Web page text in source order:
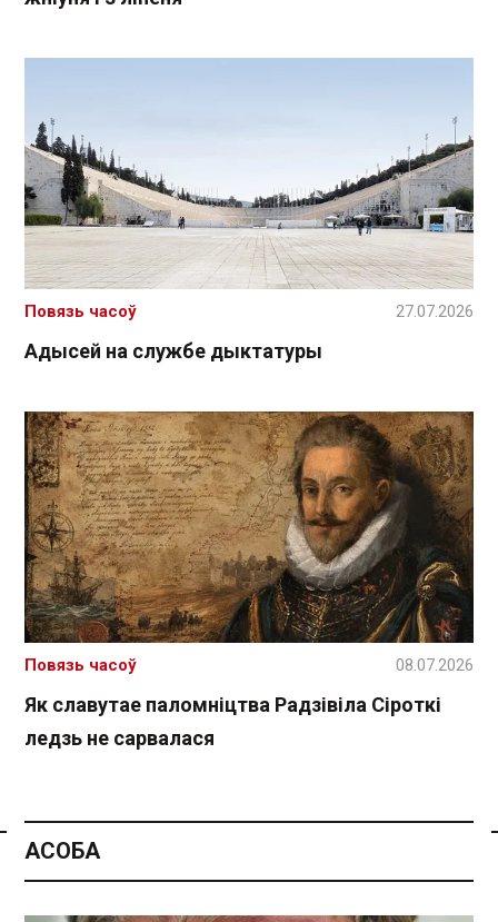
Спасылка без VPN
Адысей на службе дыктатуры
Повязь часоў 27.07.2026
Як славутае паломніцтва Радзівіла Сіроткі
ледзь не сарвалася
Повязь часоў 08.07.2026
АСОБА